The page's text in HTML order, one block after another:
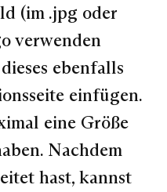
(im .jpg oder
verwenden
ebenfalls
einfügen.
eine Größe
Nachdem
hast, kannst